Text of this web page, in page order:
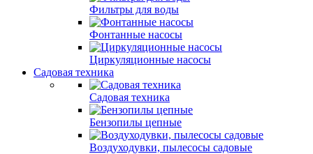
Фильтры для воды
Фонтанные насосы
Циркуляционные насосы
Садовая техника
Садовая техника
Бензопилы цепные
Воздуходувки, пылесосы садовые